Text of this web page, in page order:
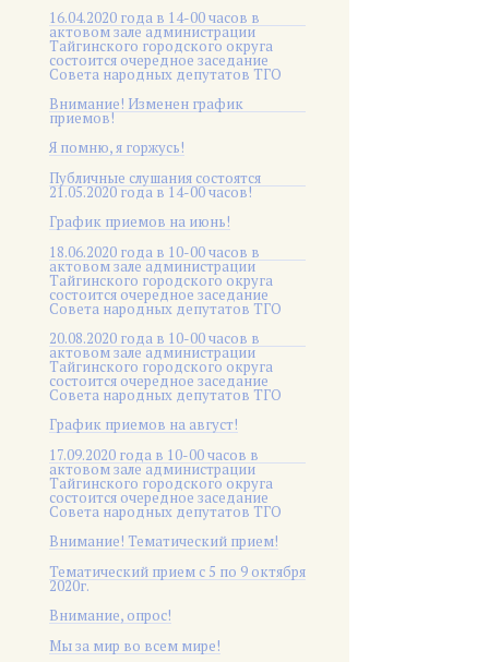
16.04.2020 года в 14-00 часов в
актовом зале администрации
Тайгинского городского округа
состоится очередное заседание
Совета народных депутатов ТГО
Внимание! Изменен график
приемов!
Я помню, я горжусь!
Публичные слушания состоятся
21.05.2020 года в 14-00 часов!
График приемов на июнь!
18.06.2020 года в 10-00 часов в
актовом зале администрации
Тайгинского городского округа
состоится очередное заседание
Совета народных депутатов ТГО
20.08.2020 года в 10-00 часов в
актовом зале администрации
Тайгинского городского округа
состоится очередное заседание
Совета народных депутатов ТГО
График приемов на август!
17.09.2020 года в 10-00 часов в
актовом зале администрации
Тайгинского городского округа
состоится очередное заседание
Совета народных депутатов ТГО
Внимание! Тематический прием!
Тематический прием с 5 по 9 октября
2020г.
Внимание, опрос!
Мы за мир во всем мире!